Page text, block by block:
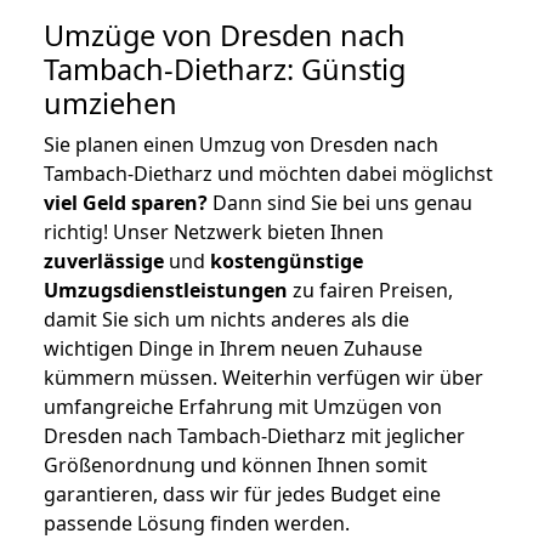
Umzüge von Dresden nach
Tambach-Dietharz: Günstig
umziehen
Sie planen einen Umzug von Dresden nach
Tambach-Dietharz und möchten dabei möglichst
viel Geld sparen? Dann sind Sie bei uns genau
richtig! Unser Netzwerk bieten Ihnen
zuverlässige und kostengünstige
Umzugsdienstleistungen zu fairen Preisen,
damit Sie sich um nichts anderes als die
wichtigen Dinge in Ihrem neuen Zuhause
kümmern müssen. Weiterhin verfügen wir über
umfangreiche Erfahrung mit Umzügen von
Dresden nach Tambach-Dietharz mit jeglicher
Größenordnung und können Ihnen somit
garantieren, dass wir für jedes Budget eine
passende Lösung finden werden.